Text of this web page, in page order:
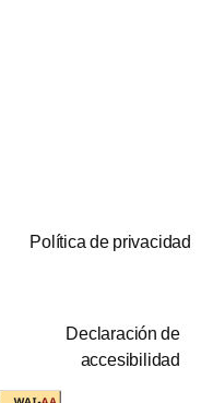
Política de privacidad
Declaración de
accesibilidad